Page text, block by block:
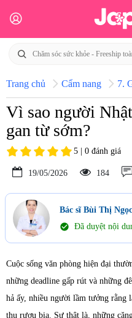
Trang chủ Cẩm nang 7.
Vì sao người
gan từ sớm?
5 | 0 đánh giá
19/05/2026 184
Bác sĩ Bùi Thị
check_circle Đã duyệt nội
Cuộc sống văn phòng hiện đại
những deadline gấp rút và những
hả ấy, nhiều người lầm tưởng rằng
thụ rượu bia. Sự thật là, những